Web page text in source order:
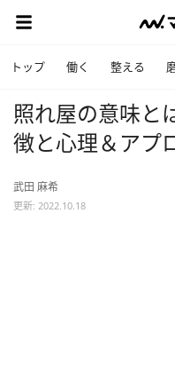
トップ 働く 整える
照れ屋の意味
徴と心理＆アプ
武田 麻希
更新: 2022.10.18